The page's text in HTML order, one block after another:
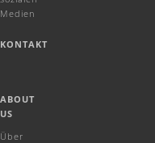
Medien
KONTAKT
ABOUT
US
Über